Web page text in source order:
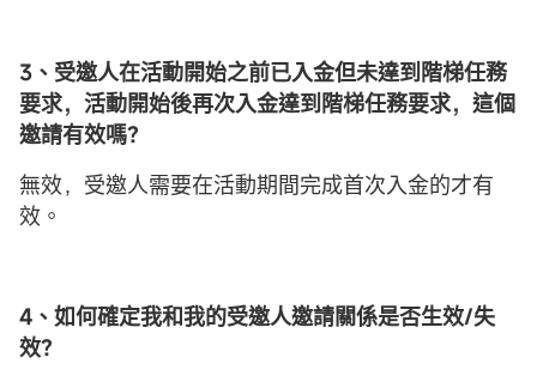
3、受邀人在活動開始之前已入金但未達到階梯任務
要求，活動開始後再次入金達到階梯任務要求，這個
邀請有效嗎？
無效，受邀人需要在活動期間完成首次入金的才有
效。
4、如何確定我和我的受邀人邀請關係是否生效/失
效？